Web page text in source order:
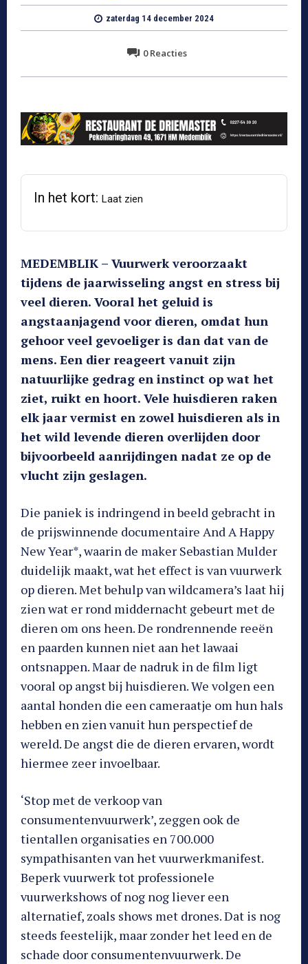
zaterdag 14 december 2024
0Reacties
In het kort: Laat zien
MEDEMBLIK – Vuurwerk veroorzaakt
tijdens de jaarwisseling angst en stress bij
veel dieren. Vooral het geluid is
angstaanjagend voor dieren, omdat hun
gehoor veel gevoeliger is dan dat van de
mens. Een dier reageert vanuit zijn
natuurlijke gedrag en instinct op wat het
ziet, ruikt en hoort. Vele huisdieren raken
elk jaar vermist en zowel huisdieren als in
het wild levende dieren overlijden door
bijvoorbeeld aanrijdingen nadat ze op de
vlucht zijn geslagen.
Die paniek is indringend in beeld gebracht in
de prijswinnende documentaire And A Happy
New Year*, waarin de maker Sebastian Mulder
duidelijk maakt, wat het effect is van vuurwerk
op dieren. Met behulp van wildcamera’s laat hij
zien wat er rond middernacht gebeurt met de
dieren om ons heen. De rondrennende reeën
en paarden kunnen niet aan het lawaai
ontsnappen. Maar de nadruk in de film ligt
vooral op angst bij huisdieren. We volgen een
aantal honden die een cameraatje om hun hals
hebben en zien vanuit hun perspectief de
wereld. De angst die de dieren ervaren, wordt
hiermee zeer invoelbaar.
‘Stop met de verkoop van
consumentenvuurwerk’, zeggen ook de
tientallen organisaties en 700.000
sympathisanten van het vuurwerkmanifest.
Beperk vuurwerk tot professionele
vuurwerkshows of nog nog liever een
alternatief, zoals shows met drones. Dat is nog
steeds feestelijk, maar zonder het leed en de
schade door consumentenvuurwerk. De